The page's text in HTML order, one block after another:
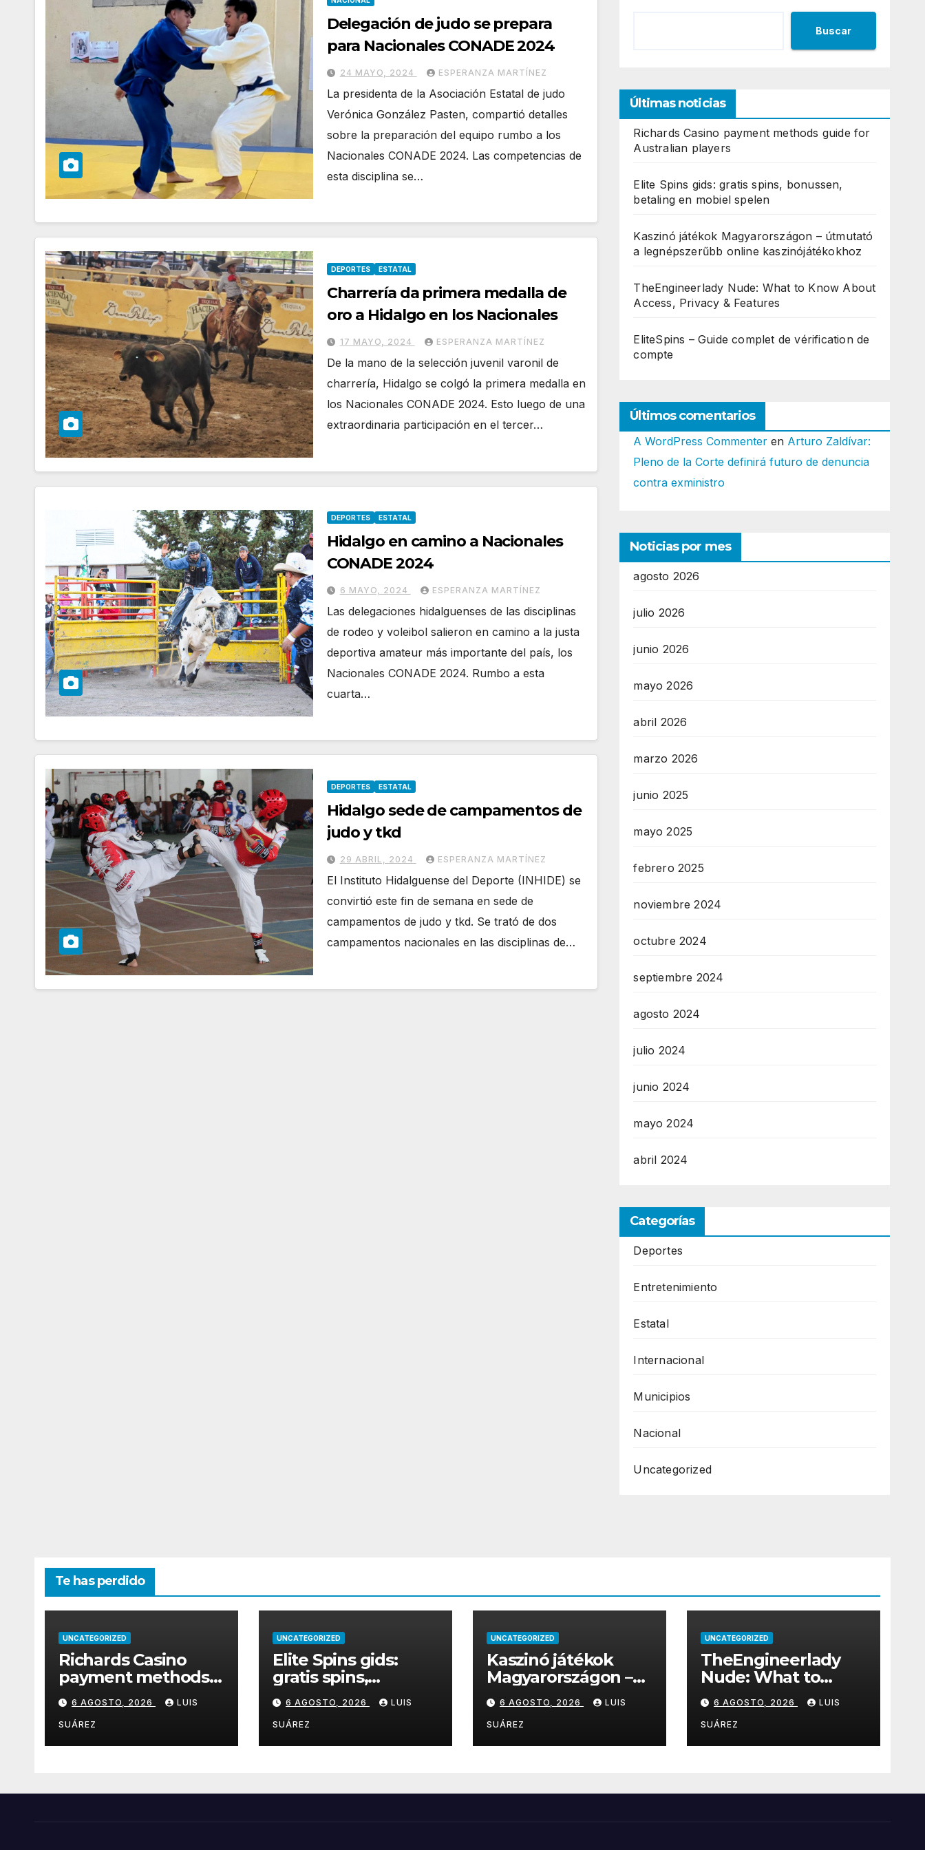
Delegación de judo se prepara
para Nacionales CONADE 2024
24 MAYO, 2024 ESPERANZA MARTÍNEZ
La presidenta de la Asociación Estatal de judo
Verónica González Pasten, compartió detalles
sobre la preparación del equipo rumbo a los
Nacionales CONADE 2024. Las competencias de
esta disciplina se…
DEPORTES ESTATAL
Charrería da primera medalla de
oro a Hidalgo en los Nacionales
17 MAYO, 2024 ESPERANZA MARTÍNEZ
De la mano de la selección juvenil varonil de
charrería, Hidalgo se colgó la primera medalla en
los Nacionales CONADE 2024. Esto luego de una
extraordinaria participación en el tercer…
DEPORTES ESTATAL
Hidalgo en camino a Nacionales
CONADE 2024
6 MAYO, 2024 ESPERANZA MARTÍNEZ
Las delegaciones hidalguenses de las disciplinas
de rodeo y voleibol salieron en camino a la justa
deportiva amateur más importante del país, los
Nacionales CONADE 2024. Rumbo a esta
cuarta…
DEPORTES ESTATAL
Hidalgo sede de campamentos de
judo y tkd
29 ABRIL, 2024 ESPERANZA MARTÍNEZ
El Instituto Hidalguense del Deporte (INHIDE) se
convirtió este fin de semana en sede de
campamentos de judo y tkd. Se trató de dos
campamentos nacionales en las disciplinas de…
Buscar
Últimas noticias
Richards Casino payment methods guide for
Australian players
Elite Spins gids: gratis spins, bonussen,
betaling en mobiel spelen
Kaszinó játékok Magyarországon – útmutató
a legnépszerűbb online kaszinójátékokhoz
TheEngineerlady Nude: What to Know About
Access, Privacy & Features
EliteSpins – Guide complet de vérification de
compte
Últimos comentarios
A WordPress Commenter en Arturo Zaldívar:
Pleno de la Corte definirá futuro de denuncia
contra exministro
Noticias por mes
agosto 2026
julio 2026
junio 2026
mayo 2026
abril 2026
marzo 2026
junio 2025
mayo 2025
febrero 2025
noviembre 2024
octubre 2024
septiembre 2024
agosto 2024
julio 2024
junio 2024
mayo 2024
abril 2024
Categorías
Deportes
Entretenimiento
Estatal
Internacional
Municipios
Nacional
Uncategorized
Te has perdido
UNCATEGORIZED
Richards Casino
payment methods
guide for Australian
players
6 AGOSTO, 2026 LUIS
SUÁREZ
UNCATEGORIZED
Elite Spins gids:
gratis spins,
bonussen, betaling
en mobiel spelen
6 AGOSTO, 2026 LUIS
SUÁREZ
UNCATEGORIZED
Kaszinó játékok
Magyarországon –
útmutató a
legnépszerűbb
online
kaszinójátékokhoz
6 AGOSTO, 2026 LUIS
SUÁREZ
UNCATEGORIZED
TheEngineerlady
Nude: What to
Know About Access,
Privacy & Features
6 AGOSTO, 2026 LUIS
SUÁREZ